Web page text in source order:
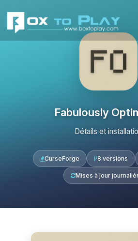
Fabulously
Détails et
CurseForge 8 versions
Mises à jour